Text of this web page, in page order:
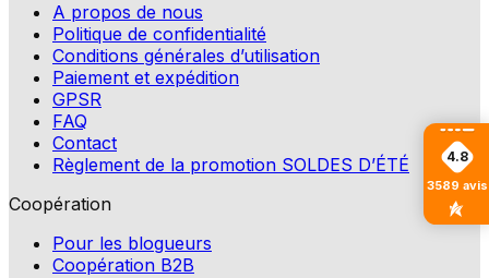
A propos de nous
Politique de confidentialité
Conditions générales d’utilisation
Paiement et expédition
GPSR
FAQ
Contact
Règlement de la promotion SOLDES D’ÉTÉ
Coopération
Pour les blogueurs
Coopération B2B
4.8
3589 avis